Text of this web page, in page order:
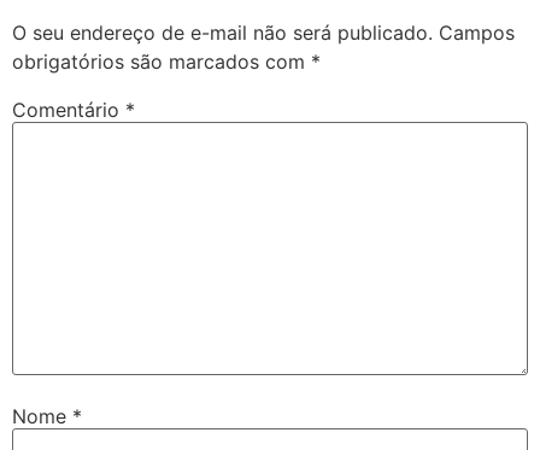
O seu endereço de e-mail não será publicado. Campos
obrigatórios são marcados com *
Comentário *
Nome *